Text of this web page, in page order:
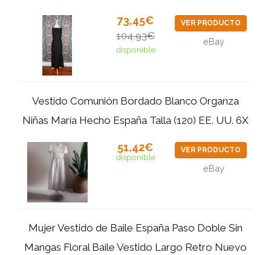
73,45€
104,93€
disponible
VER PRODUCTO
eBay
Vestido Comunión Bordado Blanco Organza
Niñas María Hecho España Talla (120) EE. UU. 6X
51,42€
disponible
VER PRODUCTO
eBay
Mujer Vestido de Baile España Paso Doble Sin
Mangas Floral Baile Vestido Largo Retro Nuevo